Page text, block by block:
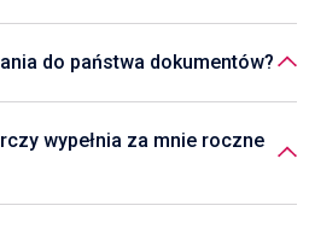
do państwa dokumentów?
wypełnia za mnie roczne